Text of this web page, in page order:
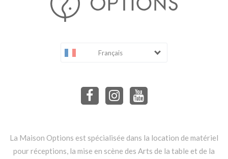
Français
La Maison Options est spécialisée dans la location de matériel
pour réceptions, la mise en scène des Arts de la table et de la